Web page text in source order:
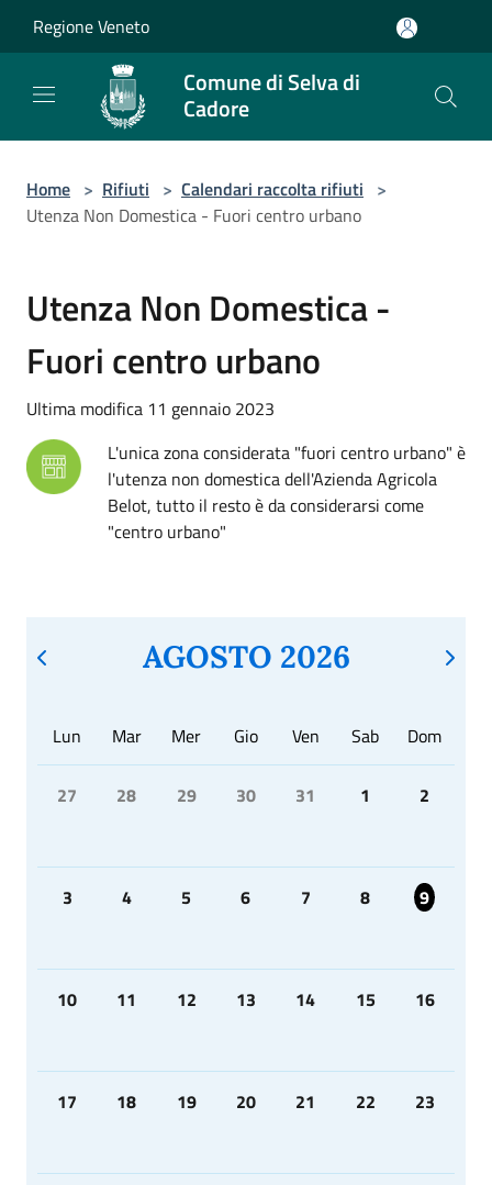
Regione Veneto
Comune di Selva di
Cadore
Home > Rifiuti > Calendari raccolta rifiuti >
Utenza Non Domestica - Fuori centro urbano
Utenza Non Domestica -
Fuori centro urbano
Ultima modifica 11 gennaio 2023
L'unica zona considerata "fuori centro urbano" è
l'utenza non domestica dell'Azienda Agricola
Belot, tutto il resto è da considerarsi come
"centro urbano"
AGOSTO 2026
Lun Mar Mer Gio Ven Sab Dom
27 28 29 30 31 1 2
3 4 5 6 7 8 9
10 11 12 13 14 15 16
17 18 19 20 21 22 23